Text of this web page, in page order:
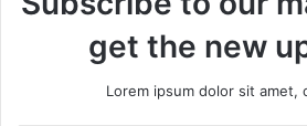
get the new
Lorem ipsum dolor sit amet,